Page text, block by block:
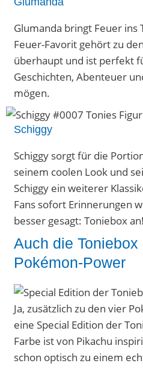
Glumanda bringt Feuer ins
Feuer-Favorit gehört zu
überhaupt und ist perfekt
Geschichten, Abenteuer
mögen.
Schiggy
Schiggy sorgt für die
seinem coolen Look und
Schiggy ein weiterer
Fans sofort Erinnerungen
besser gesagt: Toniebox an!
Auch die
Pokémon-Power
Ja, zusätzlich zu den vier
eine Special Edition der
Farbe ist von Pikachu
schon optisch zu einem